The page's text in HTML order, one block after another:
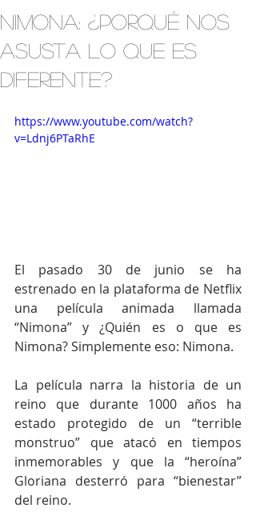
NIMONA: ¿Porqué nos
asusta lo que es
diferente?
https://www.youtube.com/watch?
v=Ldnj6PTaRhE
El pasado 30 de junio se ha
estrenado en la plataforma de Netflix
una película animada llamada
“Nimona” y ¿Quién es o que es
Nimona? Simplemente eso: Nimona.
La película narra la historia de un
reino que durante 1000 años ha
estado protegido de un “terrible
monstruo” que atacó en tiempos
inmemorables y que la “heroína”
Gloriana desterró para “bienestar”
del reino.